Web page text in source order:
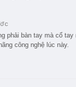
phải bàn tay mà cổ
công nghệ lúc này.